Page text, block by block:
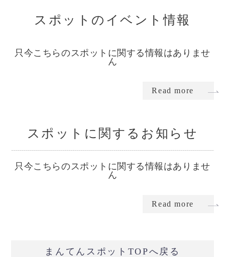
スポットのイベント情報
只今こちらのスポットに関する情報はありませ
ん
Read more
スポットに関するお知らせ
只今こちらのスポットに関する情報はありませ
ん
Read more
まんてんスポットTOPへ戻る